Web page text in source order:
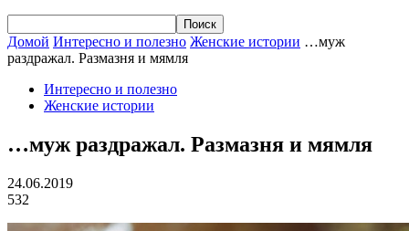
Домой Интересно и полезно Женские истории …муж
раздражал. Размазня и мямля
Интересно и полезно
Женские истории
…муж раздражал. Размазня и мямля
24.06.2019
532